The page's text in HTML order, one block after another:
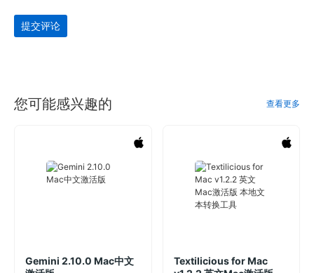
提交评论
您可能感兴趣的 查看更多
Gemini 2.10.0 Mac中文
Textilicious for Mac